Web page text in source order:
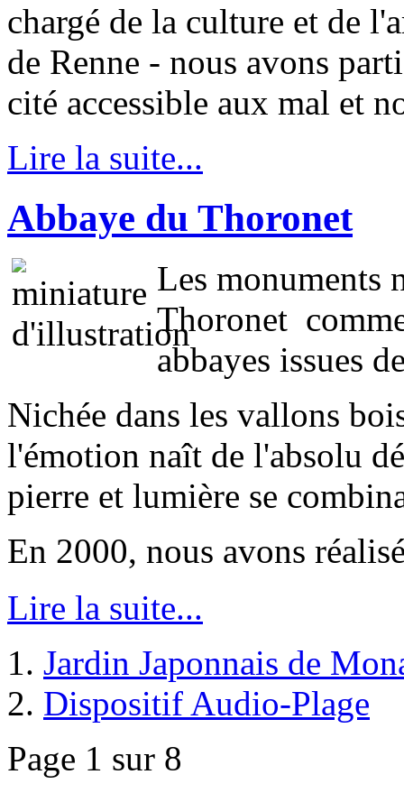
chargé de la culture et de
de Renne - nous avons
cité accessible aux mal et
Lire la suite...
Abbaye du Thoronet
Les monuments
Thoronet
abbayes issues
Nichée dans les vallons
l'émotion naît de l'absolu
pierre et lumière se
En 2000, nous avons
Lire la suite...
Jardin Japonnais de
Dispositif Audio-Plage
Page 1 sur 8